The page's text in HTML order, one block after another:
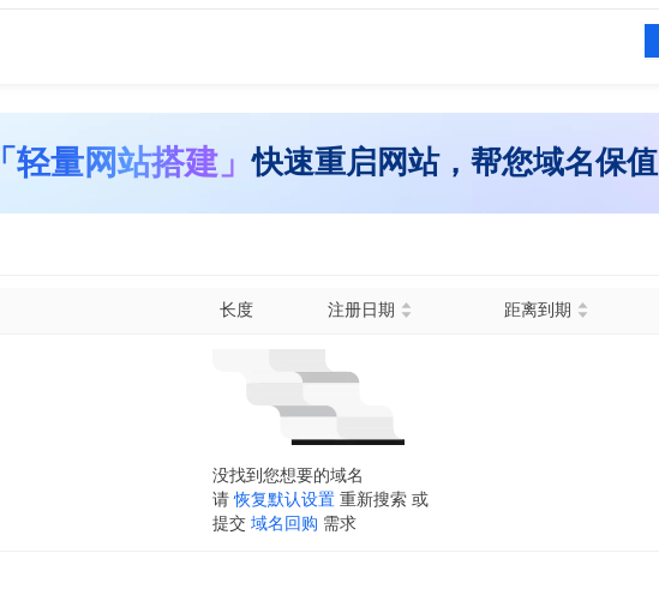
「轻量网站搭建」快速重启网站，帮您域名保值
长度 注册日期 距离到期
没找到您想要的域名
请 恢复默认设置 重新搜索 或
提交 域名回购 需求